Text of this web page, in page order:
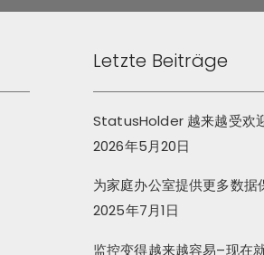
Letzte Beiträge
StatusHolder 越来越受欢
2026年5月20日
为家庭办公室提供更多数据
2025年7月1日
监控变得越来越容易–现在